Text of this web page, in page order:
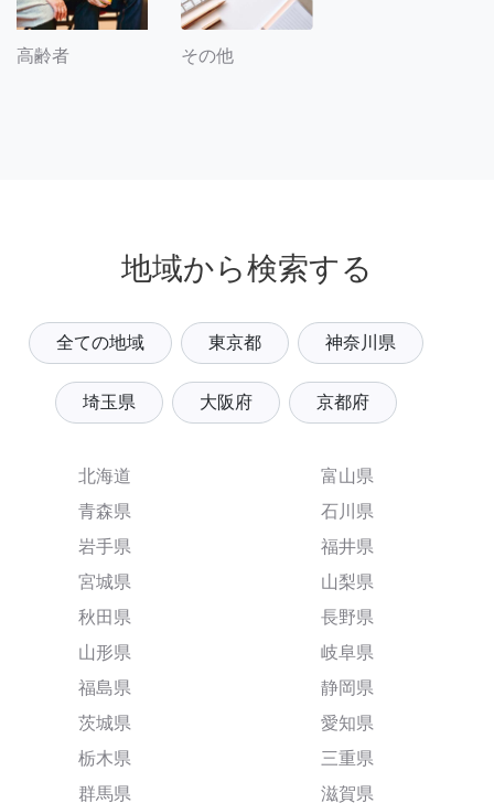
高齢者 その他
地域から検索する
全ての地域 東京都 神奈川県
埼玉県 大阪府 京都府
北海道
青森県
岩手県
宮城県
秋田県
山形県
福島県
茨城県
栃木県
群馬県
富山県
石川県
福井県
山梨県
長野県
岐阜県
静岡県
愛知県
三重県
滋賀県